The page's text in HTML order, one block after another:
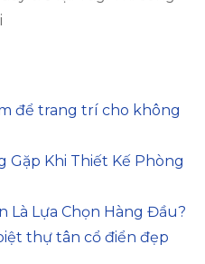
để trang trí cho không
Gặp Khi Thiết Kế Phòng
Là Lựa Chọn Hàng Đầu?
thự tân cổ điển đẹp